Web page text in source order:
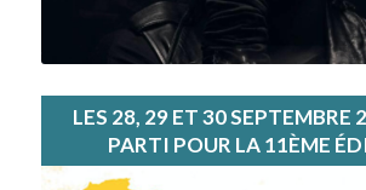
LES 28, 29 ET 30 SEPTEMBRE
PARTI POUR LA 11ÈME